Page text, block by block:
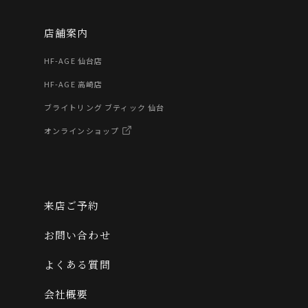
店舗案内
HF-AGE 仙台店
HF-AGE 高崎店
ブライトリング ブティック 仙台
オンラインショップ
来店ご予約
お問い合わせ
よくある質問
会社概要